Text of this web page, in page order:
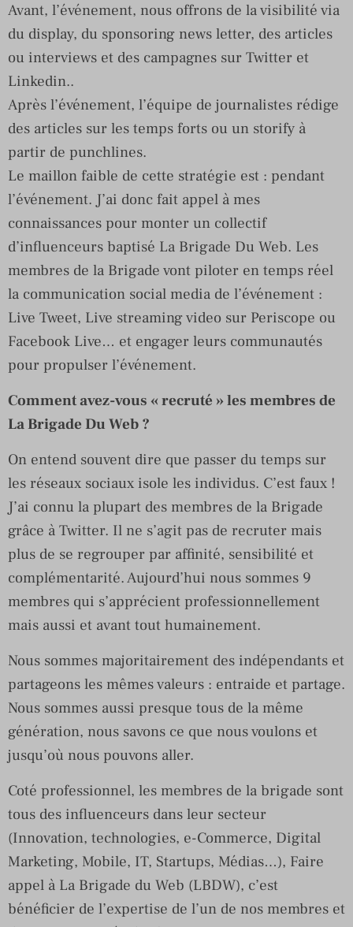
Avant, l’événement, nous offrons de la visibilité via
du display, du sponsoring news letter, des articles
ou interviews et des campagnes sur Twitter et
Linkedin..
Après l’événement, l’équipe de journalistes rédige
des articles sur les temps forts ou un storify à
partir de punchlines.
Le maillon faible de cette stratégie est : pendant
l’événement. J’ai donc fait appel à mes
connaissances pour monter un collectif
d’influenceurs baptisé La Brigade Du Web. Les
membres de la Brigade vont piloter en temps réel
la communication social media de l’événement :
Live Tweet, Live streaming video sur Periscope ou
Facebook Live… et engager leurs communautés
pour propulser l’événement.
Comment avez-vous « recruté » les membres de
La Brigade Du Web ?
On entend souvent dire que passer du temps sur
les réseaux sociaux isole les individus. C’est faux !
J’ai connu la plupart des membres de la Brigade
grâce à Twitter. Il ne s’agit pas de recruter mais
plus de se regrouper par affinité, sensibilité et
complémentarité. Aujourd’hui nous sommes 9
membres qui s’apprécient professionnellement
mais aussi et avant tout humainement.
Nous sommes majoritairement des indépendants et
partageons les mêmes valeurs : entraide et partage.
Nous sommes aussi presque tous de la même
génération, nous savons ce que nous voulons et
jusqu’où nous pouvons aller.
Coté professionnel, les membres de la brigade sont
tous des influenceurs dans leur secteur
(Innovation, technologies, e-Commerce, Digital
Marketing, Mobile, IT, Startups, Médias…), Faire
appel à La Brigade du Web (LBDW), c’est
bénéficier de l’expertise de l’un de nos membres et